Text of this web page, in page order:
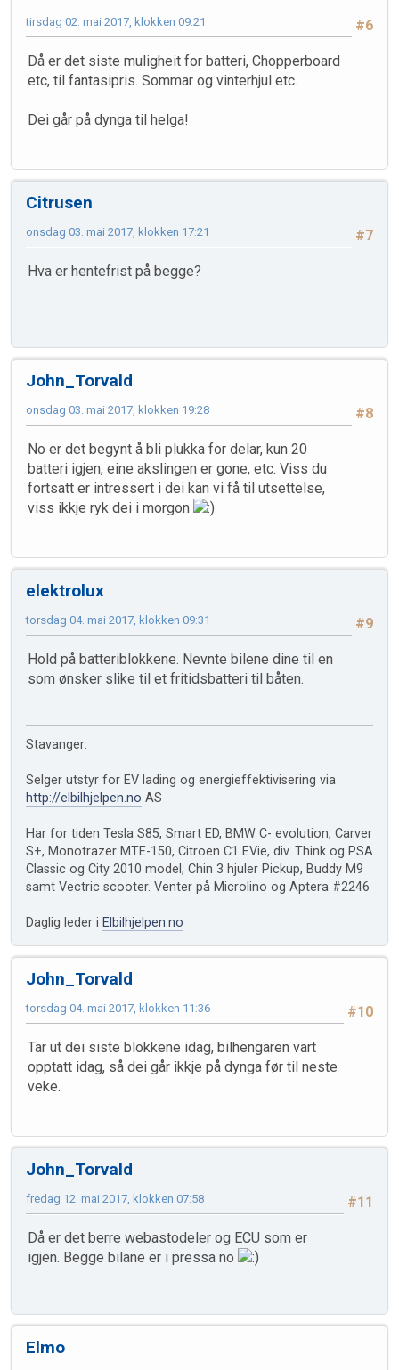
#6
tirsdag 02. mai 2017, klokken 09:21
Då er det siste muligheit for batteri, Chopperboard
etc, til fantasipris. Sommar og vinterhjul etc.
Dei går på dynga til helga!
Citrusen
#7
onsdag 03. mai 2017, klokken 17:21
Hva er hentefrist på begge?
John_Torvald
#8
onsdag 03. mai 2017, klokken 19:28
No er det begynt å bli plukka for delar, kun 20
batteri igjen, eine akslingen er gone, etc. Viss du
fortsatt er intressert i dei kan vi få til utsettelse,
viss ikkje ryk dei i morgon
elektrolux
#9
torsdag 04. mai 2017, klokken 09:31
Hold på batteriblokkene. Nevnte bilene dine til en
som ønsker slike til et fritidsbatteri til båten.
Stavanger:
Selger utstyr for EV lading og energieffektivisering via
http://elbilhjelpen.no AS
Har for tiden Tesla S85, Smart ED, BMW C- evolution, Carver
S+, Monotrazer MTE-150, Citroen C1 EVie, div. Think og PSA
Classic og City 2010 model, Chin 3 hjuler Pickup, Buddy M9
samt Vectric scooter. Venter på Microlino og Aptera #2246
Daglig leder i Elbilhjelpen.no
John_Torvald
#10
torsdag 04. mai 2017, klokken 11:36
Tar ut dei siste blokkene idag, bilhengaren vart
opptatt idag, så dei går ikkje på dynga før til neste
veke.
John_Torvald
#11
fredag 12. mai 2017, klokken 07:58
Då er det berre webastodeler og ECU som er
igjen. Begge bilane er i pressa no
Elmo